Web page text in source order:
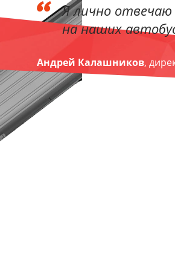
Я лично отвечаю
на наших
Андрей Калашников,